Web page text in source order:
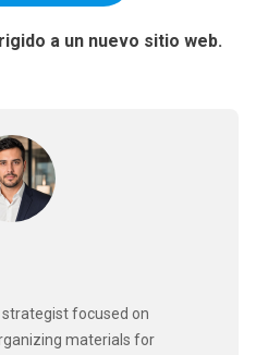
a un nuevo sitio web.
focused on
materials for